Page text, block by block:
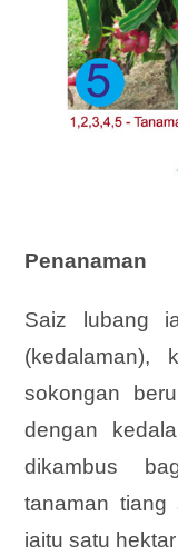
Penanaman
Saiz lubang
(kedalaman),
sokongan
dengan
dikambus
tanaman
iaitu satu